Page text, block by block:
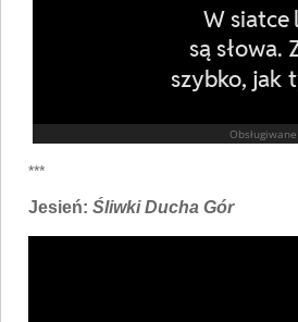
***
Jesień: Śliwki Ducha Gór